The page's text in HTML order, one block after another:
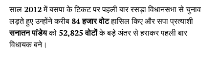
साल 2012में बसपा के टिकट पर पहली बार रसड़ा विधानसभा से चुनाव
लड़ते हुए उन्होंने करीब 84 हजार वोटहासिल किए और सपा प्रत्याशी
सनातन पांडेयको 52,825 वोटोंके बड़े अंतर से हराकर पहली बार
विधायक बने।